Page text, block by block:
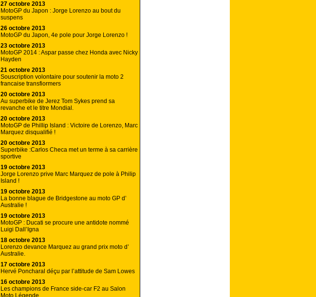
27 octobre 2013
MotoGP du Japon : Jorge Lorenzo au bout du
suspens
26 octobre 2013
MotoGP du Japon, 4e pole pour Jorge Lorenzo !
23 octobre 2013
MotoGP 2014 : Aspar passe chez Honda avec Nicky
Hayden
21 octobre 2013
Souscription volontaire pour soutenir la moto 2
francaise transfiormers
20 octobre 2013
Au superbike de Jerez Tom Sykes prend sa
revanche et le titre Mondial.
20 octobre 2013
MotoGP de Phillip Island : Victoire de Lorenzo, Marc
Marquez disqualifié !
20 octobre 2013
Superbike :Carlos Checa met un terme à sa carrière
sportive
19 octobre 2013
Jorge Lorenzo prive Marc Marquez de pole à Philip
Island !
19 octobre 2013
La bonne blague de Bridgestone au moto GP d’
Australie !
19 octobre 2013
MotoGP : Ducati se procure une antidote nommé
Luigi Dall’Igna
18 octobre 2013
Lorenzo devance Marquez au grand prix moto d’
Australie.
17 octobre 2013
Hervé Poncharal déçu par l’attitude de Sam Lowes
16 octobre 2013
Les champions de France side-car F2 au Salon
Moto Légende